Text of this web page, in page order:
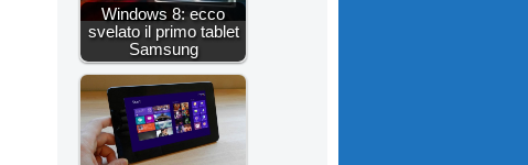
Windows 8: ecco
svelato il primo tablet
Samsung